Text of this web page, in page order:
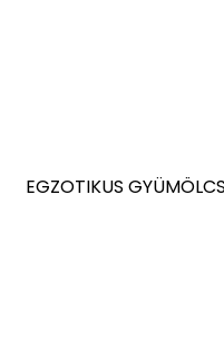
EGZOTIKUS